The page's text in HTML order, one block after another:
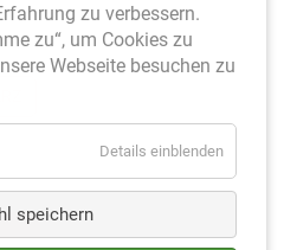
zu verbessern.
zu“, um Cookies zu
Webseite besuchen zu
Details einblenden
speichern